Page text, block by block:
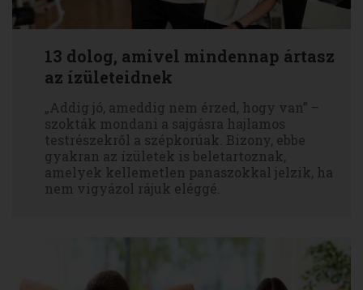
13 dolog, amivel mindennap ártasz
az ízületeidnek
„Addig jó, ameddig nem érzed, hogy van” –
szokták mondani a sajgásra hajlamos
testrészekről a szépkorúak. Bizony, ebbe
gyakran az ízületek is beletartoznak,
amelyek kellemetlen panaszokkal jelzik, ha
nem vigyázol rájuk eléggé.